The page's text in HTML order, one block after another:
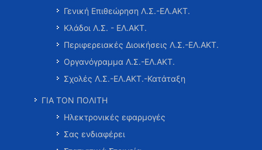
Γενική Επιθεώρηση Λ.Σ.-ΕΛ.ΑΚΤ.
Κλάδοι Λ.Σ. - ΕΛ.ΑΚΤ.
Περιφερειακές Διοικήσεις Λ.Σ.-ΕΛ.ΑΚΤ.
Οργανόγραμμα Λ.Σ.-ΕΛ.ΑΚΤ.
Σχολές Λ.Σ.-ΕΛ.ΑΚΤ.-Κατάταξη
ΓΙΑ ΤΟΝ ΠΟΛΙΤΗ
Ηλεκτρονικές εφαρμογές
Σας ενδιαφέρει